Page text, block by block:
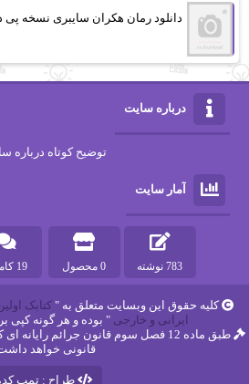
دانلود رمان هکران سایبری نسخه
درباره سایت
توضیح کوتاه درباره
آمار سایت
783 نوشته 0 محصول 19 کامنت
کلیه حقوق این وبسایت متعلق به "
ایرانی و خارجی " بوده و هر گونه کپی
طبق ماده 12 فصل سوم قانون جرائم
قانونی خواهد
طراح : تمپ